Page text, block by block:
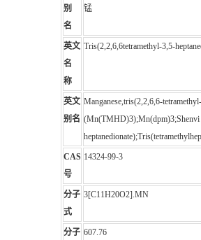
别
名
锰
英文
名
称
Tris(2,2,6,6tetramethyl-3,5-
英文
别名
Manganese,tris(2,2,6,6-
(Mn(TMHD)3);Mn(dpm)3;Shenvi
CAS
号
14324-99-3
分子
式
3[C11H20O2].MN
分子 607.76